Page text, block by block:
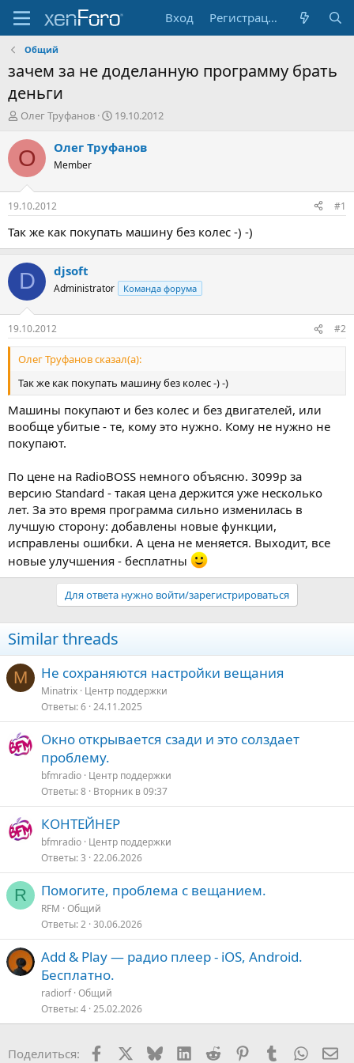
Вход Регистрация
Общий
зачем за не доделанную программу брать
деньги
А
т
о
т
е
м
ы
Олег Труфанов
Д
т
а
а
л
19.10.2012
О Олег Труфанов
Member
19.10.2012 #1
Так же как покупать машину без колес -) -)
D djsoft
Administrator Команда форума
19.10.2012 #2
Олег Труфанов сказал(а):
Так же как покупать машину без колес -) -)
Машины покупают и без колес и без двигателей, или
вообще убитые - те, кому это нужно. Кому не нужно не
покупают.
По цене на RadioBOSS немного объясню. 3099р за
версию Standard - такая цена держится уже несколько
лет. За это время программа сильно изменилась в
лучшую сторону: добавлены новые функции,
исправлены ошибки. А цена не меняется. Выходит, все
новые улучшения - бесплатны
Для ответа нужно войти/зарегистрироваться
Similar threads
M Не сохраняются настройки вещания
Minatrix Центр поддержки
Ответы 6 24.11.2025
Окно открывается сзади и это солздает
проблему.
bfmradio Центр поддержки
Ответы 8 Вторник в 09:37
КОНТЕЙНЕР
bfmradio Центр поддержки
Ответы 3 22.06.2026
R Помогите, проблема с вещанием.
RFM Общий
Ответы 2 30.06.2026
Add & Play — радио плеер - iOS, Android.
Бесплатно.
radiorf Общий
Ответы 4 25.02.2026
Поделиться: Facebook BlueskyLinkedIn
Reddit PinterestTumblr